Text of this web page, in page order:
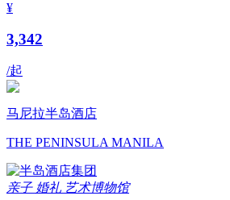
¥
3,342
/起
马尼拉半岛酒店
THE PENINSULA MANILA
亲子 婚礼 艺术博物馆